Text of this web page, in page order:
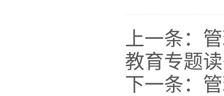
上一条：
教育专题
下一条：